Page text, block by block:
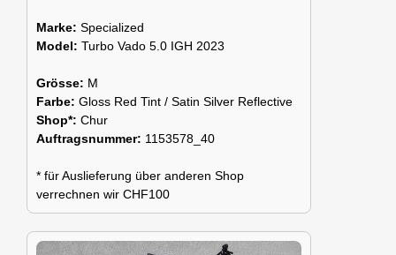
Marke: Specialized
Model: Turbo Vado 5.0 IGH 2023
Grösse: M
Farbe: Gloss Red Tint / Satin Silver Reflective
Shop*: Chur
Auftragsnummer: 1153578_40
* für Auslieferung über anderen Shop
verrechnen wir CHF100